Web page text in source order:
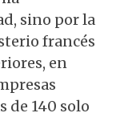
sino por la
francés
en
de 140 solo